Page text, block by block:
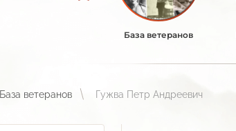
База ветеранов
База ветеранов Гужва Петр Андреевич